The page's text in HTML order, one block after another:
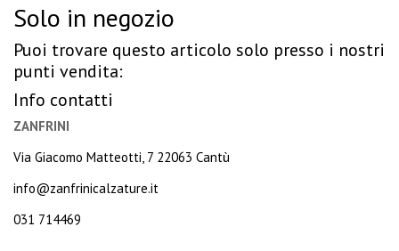
Solo in negozio
Puoi trovare questo articolo solo presso i nostri
punti vendita:
Info contatti
ZANFRINI
Via Giacomo Matteotti, 7 22063 Cantù
info@zanfrinicalzature.it
031 714469